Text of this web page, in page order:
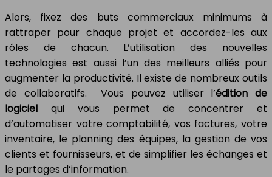
Alors, fixez des buts commerciaux minimums à
rattraper pour chaque projet et accordez-les aux
rôles de chacun. L’utilisation des nouvelles
technologies est aussi l’un des meilleurs alliés pour
augmenter la productivité. Il existe de nombreux outils
de collaboratifs. Vous pouvez utiliser l’édition de
logiciel qui vous permet de concentrer et
d’automatiser votre comptabilité, vos factures, votre
inventaire, le planning des équipes, la gestion de vos
clients et fournisseurs, et de simplifier les échanges et
le partages d’information.